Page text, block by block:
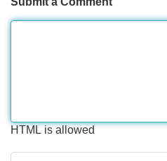
HTML is allowed